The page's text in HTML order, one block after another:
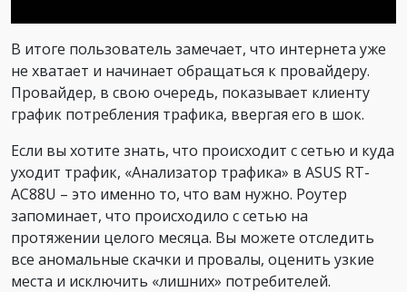
В итоге пользователь замечает, что интернета уже
не хватает и начинает обращаться к провайдеру.
Провайдер, в свою очередь, показывает клиенту
график потребления трафика, ввергая его в шок.
Если вы хотите знать, что происходит с сетью и куда
уходит трафик, «Анализатор трафика» в ASUS RT-
AC88U – это именно то, что вам нужно. Роутер
запоминает, что происходило с сетью на
протяжении целого месяца. Вы можете отследить
все аномальные скачки и провалы, оценить узкие
места и исключить «лишних» потребителей.